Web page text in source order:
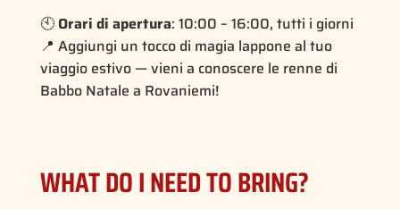
🕙Orari di apertura: 10:00 – 16:00, tutti i giorni
📍 Aggiungi un tocco di magia lappone al tuo
viaggio estivo — vieni a conoscere le renne di
Babbo Natale a Rovaniemi!
WHAT DO I NEED TO BRING?